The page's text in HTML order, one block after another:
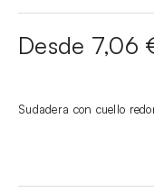
Desde 7,06
Sudadera con cuello